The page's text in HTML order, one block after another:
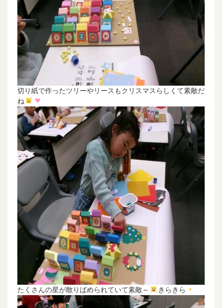
切り紙で作ったツリーやリースもクリスマスらしくて素敵だ
ね
たくさんの星が散りばめられていて素敵～ きらきら